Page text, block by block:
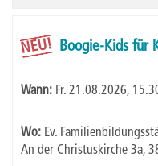
NEU! Boogie-Kids für
Wann: Fr. 21.08.2026,
Wo: Ev.
An der Christuskirche 3a,